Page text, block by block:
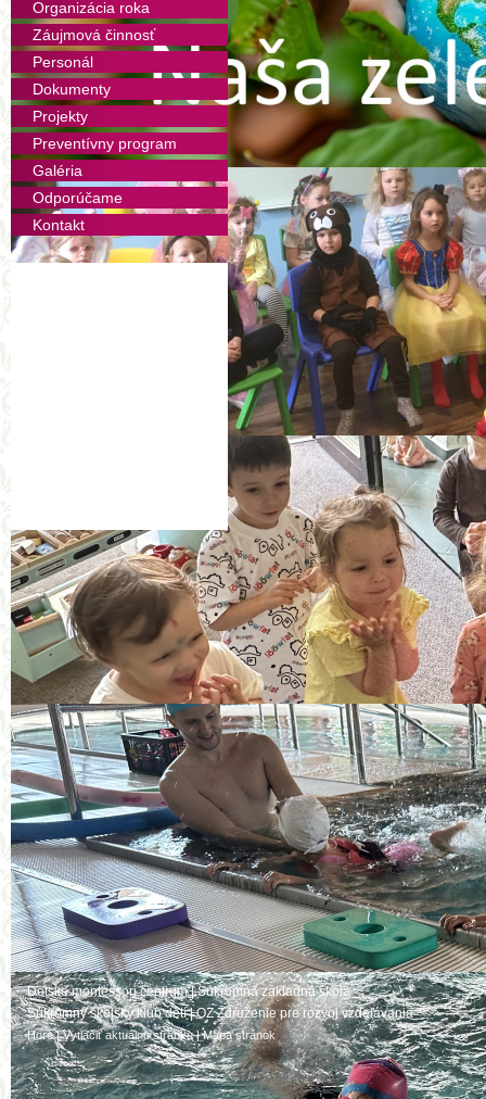
Organizácia roka
Záujmová činnosť
Personál
Dokumenty
Projekty
Preventívny program
Galéria
Odporúčame
Kontakt
Dodatok k školskému
Záujem o letnú škôlku
Čo potrebujeme do škôlky
Čo potrebujem do predškoly
Prihláška na súkromné
Prihláška na súkromné
Deklarácia práv dieťaťa
Ponuka krúžkov 2014 2015
Potvrdenie o zdravotnom
Vyhlásenie rodiča o
Prihláška na súkromné
informácie pre dotknuté osoby
čestné prehlásenie a súhlas
jedálny lístok
jl 8.7.
jl 19.8.
jl 26.8.
Detské montessori centrum| Súkromná základná škola
Súkromný školský klub detí| OZ Združenie pre rozvoj vzdelávania
Hore| Vytlačiť aktuálnu stránku| Mapa stránok